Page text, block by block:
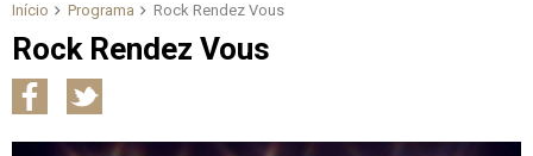
Início Programa Rock Rendez Vous
Rock Rendez Vous